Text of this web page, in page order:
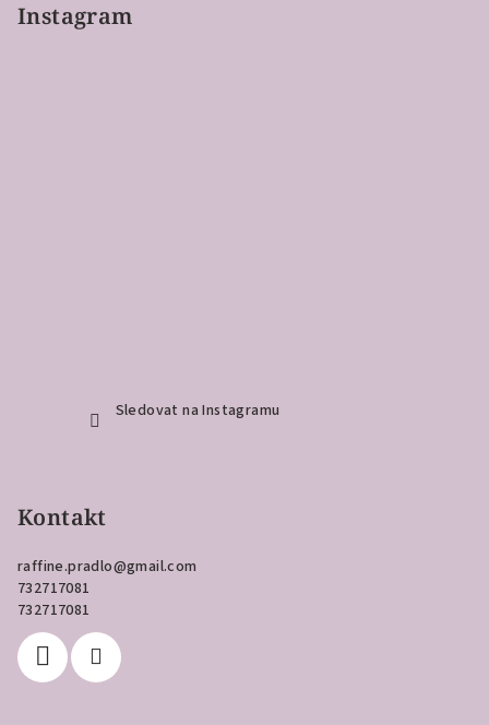
Instagram
Sledovat na Instagramu
Kontakt
raffine.pradlo@gmail.com
732717081
732717081